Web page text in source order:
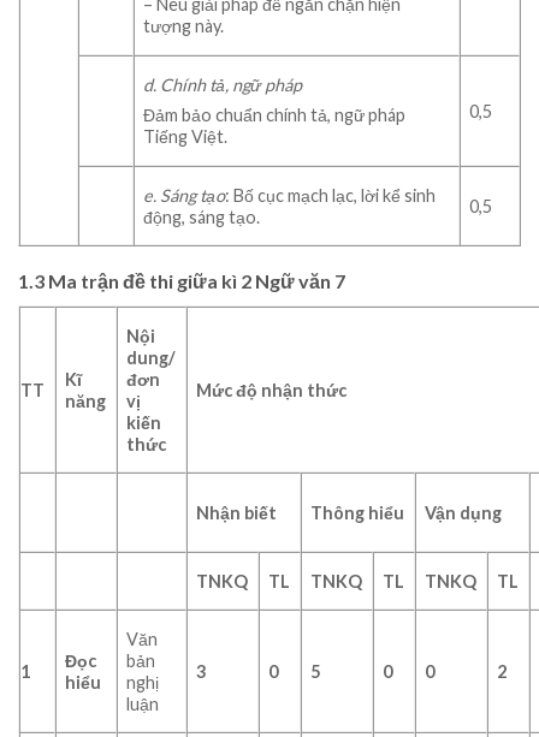
– Nêu giải pháp để ngăn chặn hiện
tượng này.
d. Chính tả, ngữ pháp
Đảm bảo chuẩn chính tả, ngữ pháp
Tiếng Việt.
0,5
e. Sáng tạo: Bố cục mạch lạc, lời kể sinh
động, sáng tạo.
0,5
1.3 Ma trận đề thi giữa kì 2 Ngữ văn 7
TT
Kĩ
năng
Nội
dung/
đơn
vị
kiến
thức
Mức độ nhận thức
Nhận biết Thông hiểu Vận dụng
TNKQ TL TNKQ TL TNKQ TL
1
Đọc
hiểu
Văn
bản
nghị
luận
3 0 5 0 0 2